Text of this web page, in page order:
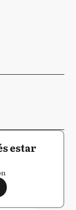
estar